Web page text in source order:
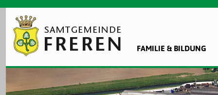
FAMILIE & BILDUNG